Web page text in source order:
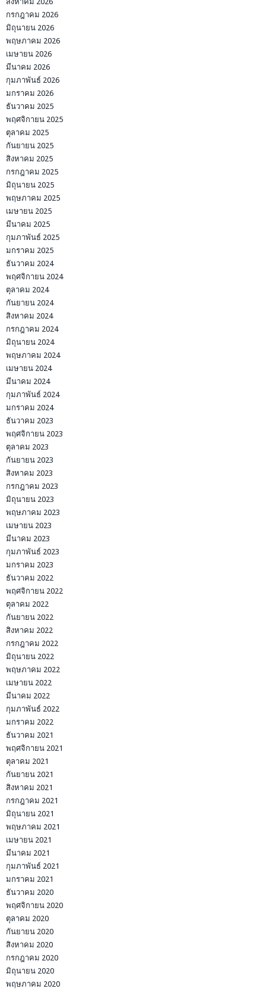
กรกฎาคม 2026
มิถุนายน 2026
พฤษภาคม 2026
เมษายน 2026
มีนาคม 2026
กุมภาพันธ์ 2026
มกราคม 2026
ธันวาคม 2025
พฤศจิกายน 2025
ตุลาคม 2025
กันยายน 2025
สิงหาคม 2025
กรกฎาคม 2025
มิถุนายน 2025
พฤษภาคม 2025
เมษายน 2025
มีนาคม 2025
กุมภาพันธ์ 2025
มกราคม 2025
ธันวาคม 2024
พฤศจิกายน 2024
ตุลาคม 2024
กันยายน 2024
สิงหาคม 2024
กรกฎาคม 2024
มิถุนายน 2024
พฤษภาคม 2024
เมษายน 2024
มีนาคม 2024
กุมภาพันธ์ 2024
มกราคม 2024
ธันวาคม 2023
พฤศจิกายน 2023
ตุลาคม 2023
กันยายน 2023
สิงหาคม 2023
กรกฎาคม 2023
มิถุนายน 2023
พฤษภาคม 2023
เมษายน 2023
มีนาคม 2023
กุมภาพันธ์ 2023
มกราคม 2023
ธันวาคม 2022
พฤศจิกายน 2022
ตุลาคม 2022
กันยายน 2022
สิงหาคม 2022
กรกฎาคม 2022
มิถุนายน 2022
พฤษภาคม 2022
เมษายน 2022
มีนาคม 2022
กุมภาพันธ์ 2022
มกราคม 2022
ธันวาคม 2021
พฤศจิกายน 2021
ตุลาคม 2021
กันยายน 2021
สิงหาคม 2021
กรกฎาคม 2021
มิถุนายน 2021
พฤษภาคม 2021
เมษายน 2021
มีนาคม 2021
กุมภาพันธ์ 2021
มกราคม 2021
ธันวาคม 2020
พฤศจิกายน 2020
ตุลาคม 2020
กันยายน 2020
สิงหาคม 2020
กรกฎาคม 2020
มิถุนายน 2020
พฤษภาคม 2020